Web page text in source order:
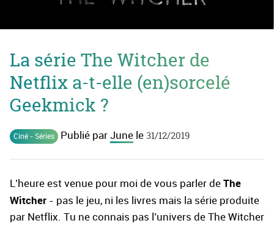
La série The Witcher de
Netflix a-t-elle (en)sorcelé
Geekmick ?
Ciné - Séries Publié par June le 31/12/2019
L’heure est venue pour moi de vous parler de The
Witcher - pas le jeu, ni les livres mais la série produite
par Netflix. Tu ne connais pas l’univers de The Witcher